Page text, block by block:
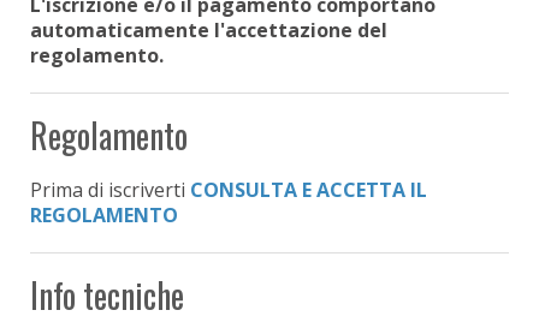
automaticamente l'accettazione del
regolamento.
Regolamento
Prima di iscriverti CONSULTA E ACCETTA IL
REGOLAMENTO
Info tecniche